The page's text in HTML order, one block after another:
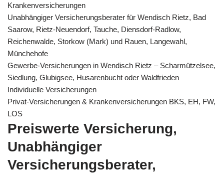
Krankenversicherungen
Unabhängiger Versicherungsberater für Wendisch Rietz, Bad
Saarow, Rietz-Neuendorf, Tauche, Diensdorf-Radlow,
Reichenwalde, Storkow (Mark) und Rauen, Langewahl,
Münchehofe
Gewerbe-Versicherungen in Wendisch Rietz – Scharmützelsee,
Siedlung, Glubigsee, Husarenbucht oder Waldfrieden
Individuelle Versicherungen
Privat-Versicherungen & Krankenversicherungen BKS, EH, FW,
LOS
Preiswerte Versicherung,
Unabhängiger
Versicherungsberater,